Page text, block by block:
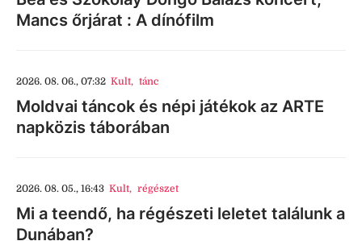
Mancs őrjárat : A dínófilm
2026. 08. 06., 07:32 Kult, tánc
Moldvai táncok és népi játékok az ARTE
napközis táborában
2026. 08. 05., 16:43 Kult, régészet
Mi a teendő, ha régészeti leletet találunk a
Dunában?